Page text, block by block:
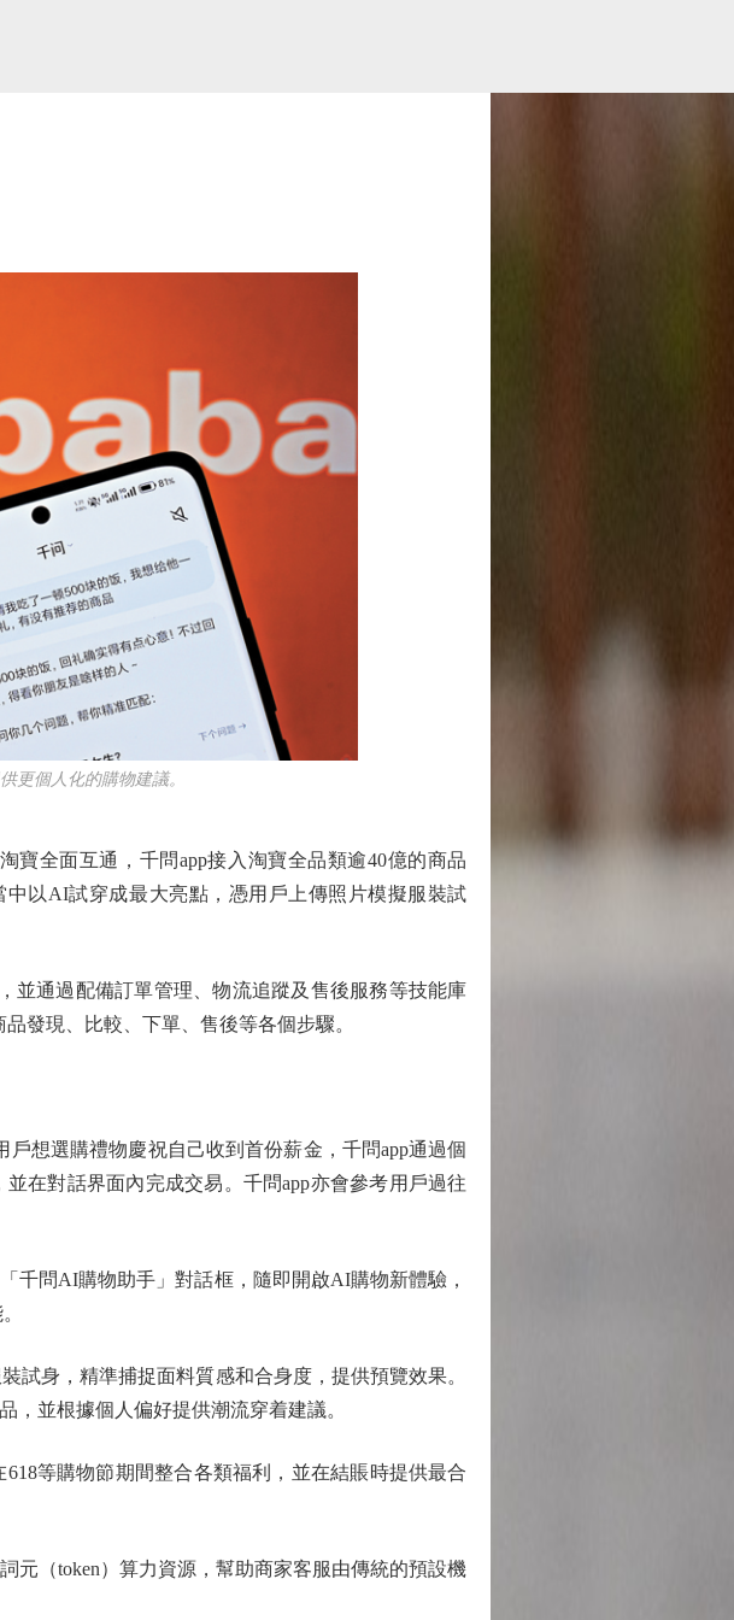
個人化的購物建議。
全面互通，千問app接入淘寶全品類逾40億的商品
以AI試穿成最大亮點，憑用戶上傳照片模擬服裝試
通過配備訂單管理、物流追蹤及售後服務等技能庫
發現、比較、下單、售後等各個步驟。
想選購禮物慶祝自己收到首份薪金，千問app通過個
在對話界面內完成交易。千問app亦會參考用戶過往
問AI購物助手」對話框，隨即開啟AI購物新體驗，
身，精準捕捉面料質感和合身度，提供預覽效果。
並根據個人偏好提供潮流穿着建議。
等購物節期間整合各類福利，並在結賬時提供最合
（token）算力資源，幫助商家客服由傳統的預設機